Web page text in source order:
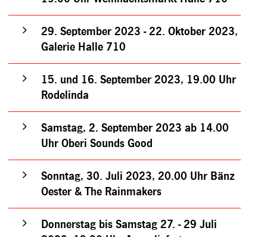
29. September 2023 - 22. Oktober 2023,
Galerie Halle 710
15. und 16. September 2023, 19.00 Uhr
Rodelinda
Samstag, 2. September 2023 ab 14.00
Uhr Oberi Sounds Good
Sonntag, 30. Juli 2023, 20.00 Uhr Bänz
Oester & The Rainmakers
Donnerstag bis Samstag 27. - 29 Juli